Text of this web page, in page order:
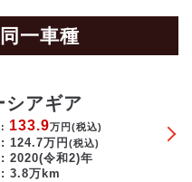
一車種
シアギア
133.9万円(税込)
124.7万円(税込)
2020(令和2)年
3.8万km